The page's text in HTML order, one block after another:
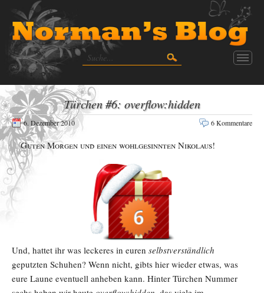
Türchen #6: overflow:hidden
6. Dezember 2010 6 Kommentare
Guten Morgen und einen wohlgesinnten Nikolaus!
Und, hattet ihr was leckeres in euren selbstverständlich
geputzten Schuhen? Wenn nicht, gibts hier wieder etwas, was
eure Laune eventuell anheben kann. Hinter Türchen Nummer